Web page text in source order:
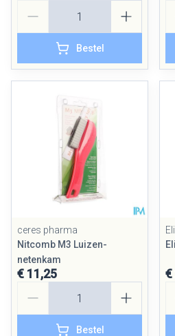
Bestel
ceres pharma
Nitcomb M3 Luizen-
netenkam
€ 11,25
Bestel
€